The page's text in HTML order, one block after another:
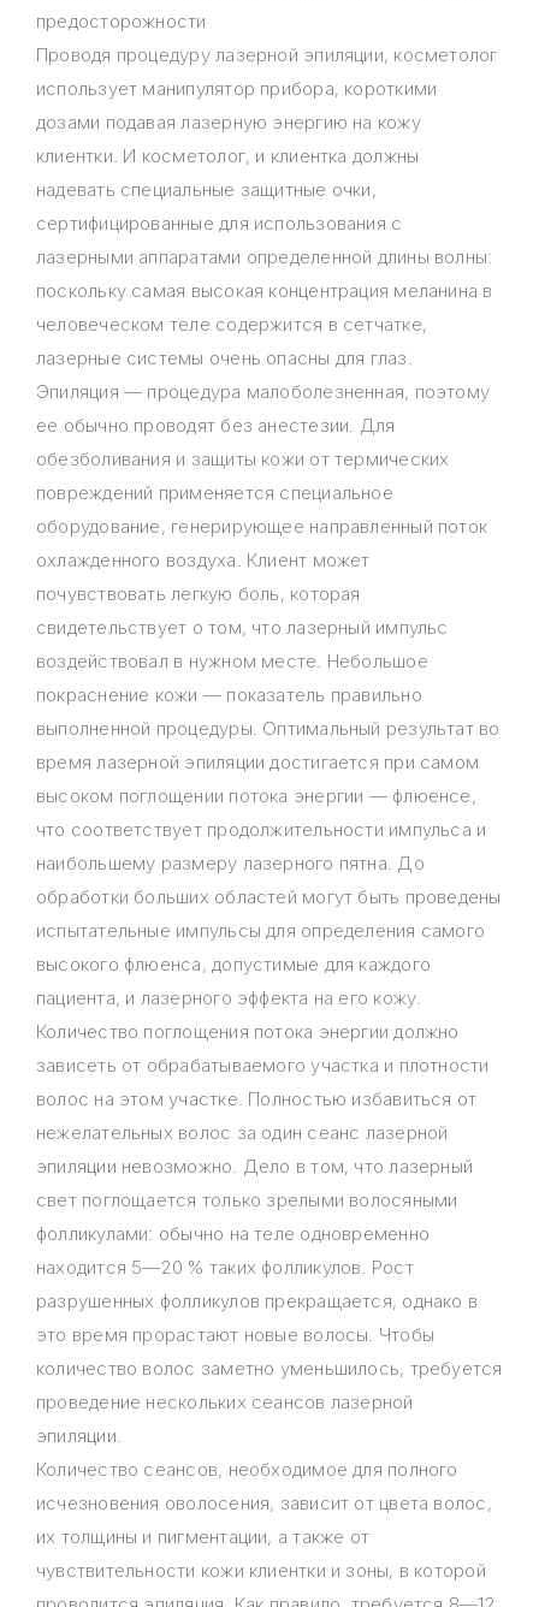
предосторожности
Проводя процедуру лазерной эпиляции, косметолог
использует манипулятор прибора, короткими
дозами подавая лазерную энергию на кожу
клиентки. И косметолог, и клиентка должны
надевать специальные защитные очки,
сертифицированные для использования с
лазерными аппаратами определенной длины волны:
поскольку самая высокая концентрация меланина в
человеческом теле содержится в сетчатке,
лазерные системы очень опасны для глаз.
Эпиляция — процедура малоболезненная, поэтому
ее обычно проводят без анестезии. Для
обезболивания и защиты кожи от термических
повреждений применяется специальное
оборудование, генерирующее направленный поток
охлажденного воздуха. Клиент может
почувствовать легкую боль, которая
свидетельствует о том, что лазерный импульс
воздействовал в нужном месте. Небольшое
покраснение кожи — показатель правильно
выполненной процедуры. Оптимальный результат во
время лазерной эпиляции достигается при самом
высоком поглощении потока энергии — флюенсе,
что соответствует продолжительности импульса и
наибольшему размеру лазерного пятна. До
обработки больших областей могут быть проведены
испытательные импульсы для определения самого
высокого флюенса, допустимые для каждого
пациента, и лазерного эффекта на его кожу.
Количество поглощения потока энергии должно
зависеть от обрабатываемого участка и плотности
волос на этом участке. Полностью избавиться от
нежелательных волос за один сеанс лазерной
эпиляции невозможно. Дело в том, что лазерный
свет поглощается только зрелыми волосяными
фолликулами: обычно на теле одновременно
находится 5—20 % таких фолликулов. Рост
разрушенных фолликулов прекращается, однако в
это время прорастают новые волосы. Чтобы
количество волос заметно уменьшилось, требуется
проведение нескольких сеансов лазерной
эпиляции.
Количество сеансов, необходимое для полного
исчезновения оволосения, зависит от цвета волос,
их толщины и пигментации, а также от
чувствительности кожи клиентки и зоны, в которой